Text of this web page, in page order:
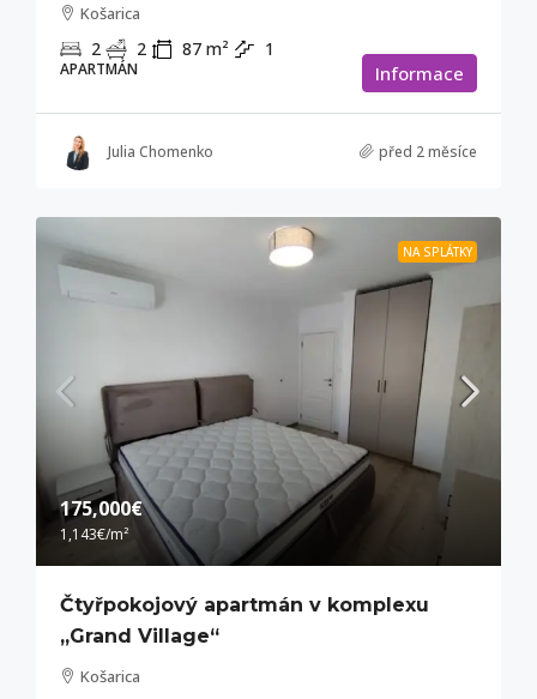
Košarica
2 2 87 m² 1
APARTMÁN Informace
Julia Chomenko před 2 měsíce
NA SPLÁTKY
175,000€
1,143€/m²
Čtyřpokojový apartmán v komplexu
„Grand Village“
Košarica